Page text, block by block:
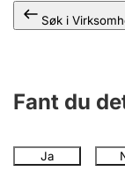
Søk i
Fant du
Ja